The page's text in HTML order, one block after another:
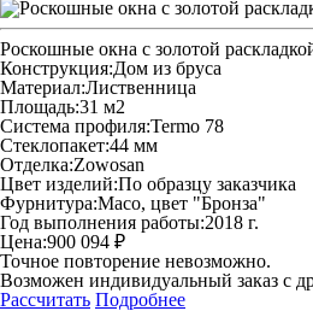
Роскошные окна с золотой
Конструкция:Дом из бруса
Материал:Лиственница
Площадь:31 м2
Система профиля:Termo 78
Стеклопакет:44 мм
Отделка:Zowosan
Цвет изделий:По образцу заказчика
Фурнитура:Maco, цвет "Бронза"
Год выполнения работы:2018 г.
Цена:900 094 ₽
Точное повторение невозможно.
Возможен индивидуальный заказ с
Рассчитать Подробнее